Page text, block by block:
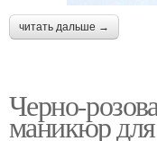
читать дальше →
Черно-
маникюр